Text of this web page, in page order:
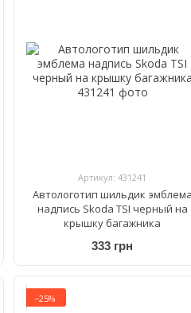
Артикул: 431241
Автологотип шильдик эмблема
надпись Skoda TSI черный на
крышку багажника
333 грн
−25%